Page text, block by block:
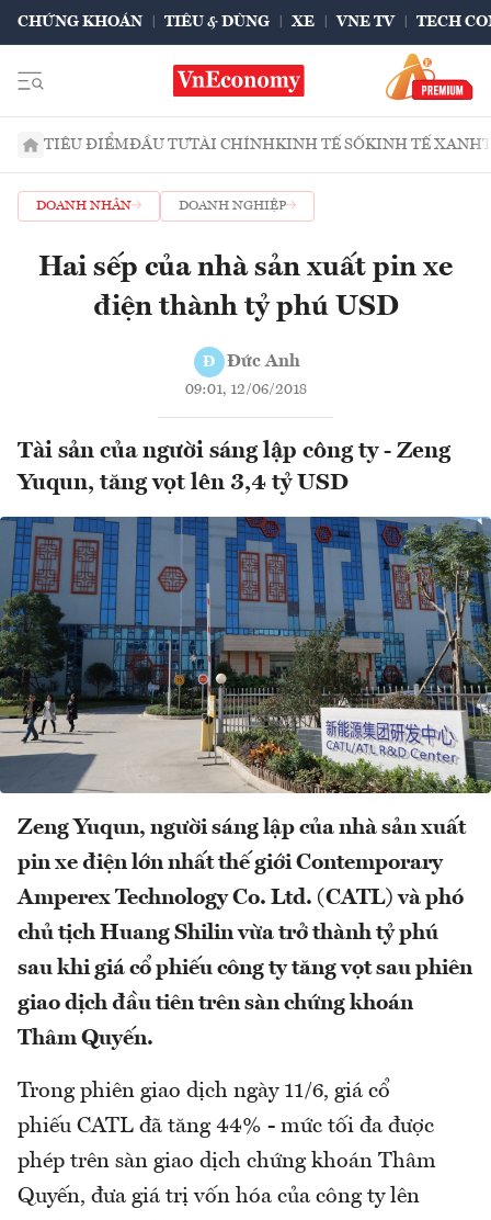
CHỨNG KHOÁN TIÊU & DÙNG XE VNE TV TECH
TIÊU ĐIỂMĐẦU TƯTÀI CHÍNHKINH TẾ SỐKINH TẾ XANH
DOANH NHÂN DOANH NGHIỆP
Hai sếp của nhà sản xuất pin xe
điện thành tỷ phú USD
Đ Đức Anh
09:01, 12/06/2018
Tài sản của người sáng lập công ty - Zeng
Yuqun, tăng vọt lên 3,4 tỷ USD
Zeng Yuqun, người sáng lập của nhà sản xuất
pin xe điện lớn nhất thế giới Contemporary
Amperex Technology Co. Ltd. (CATL) và phó
chủ tịch Huang Shilin vừa trở thành tỷ phú
sau khi giá cổ phiếu công ty tăng vọt sau phiên
giao dịch đầu tiên trên sàn chứng khoán
Thâm Quyến.
Trong phiên giao dịch ngày 11/6, giá cổ
phiếu CATL đã tăng 44% - mức tối đa được
phép trên sàn giao dịch chứng khoán Thâm
Quyến, đưa giá trị vốn hóa của công ty lên